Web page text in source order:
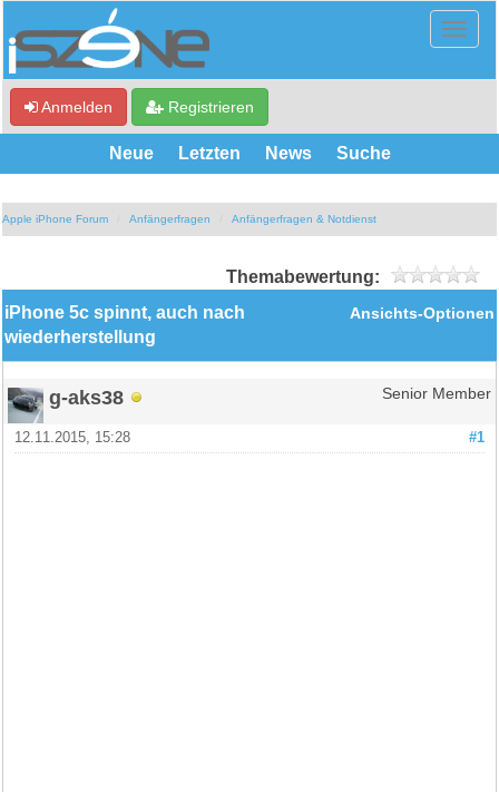
Anmelden Registrieren
Neue Letzten News Suche
Apple iPhone Forum Anfängerfragen Anfängerfragen & Notdienst
Themabewertung:
Ansichts-Optionen
iPhone 5c spinnt, auch nach
wiederherstellung
g-aks38 Senior Member
#1
12.11.2015, 15:28